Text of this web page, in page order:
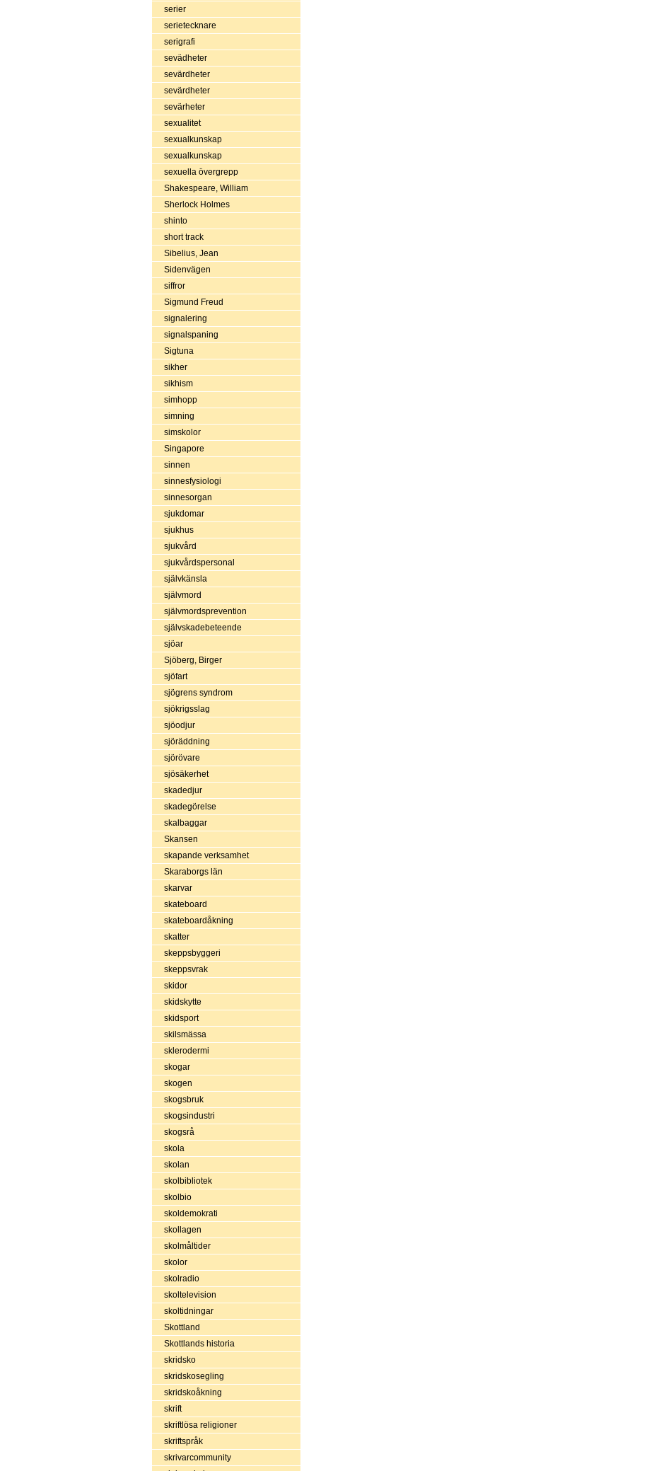
serier
serietecknare
serigrafi
sevädheter
sevärdheter
sevärdheter
sevärheter
sexualitet
sexualkunskap
sexualkunskap
sexuella övergrepp
Shakespeare, William
Sherlock Holmes
shinto
short track
Sibelius, Jean
Sidenvägen
siffror
Sigmund Freud
signalering
signalspaning
Sigtuna
sikher
sikhism
simhopp
simning
simskolor
Singapore
sinnen
sinnesfysiologi
sinnesorgan
sjukdomar
sjukhus
sjukvård
sjukvårdspersonal
självkänsla
självmord
självmordsprevention
självskadebeteende
sjöar
Sjöberg, Birger
sjöfart
sjögrens syndrom
sjökrigsslag
sjöodjur
sjöräddning
sjörövare
sjösäkerhet
skadedjur
skadegörelse
skalbaggar
Skansen
skapande verksamhet
Skaraborgs län
skarvar
skateboard
skateboardåkning
skatter
skeppsbyggeri
skeppsvrak
skidor
skidskytte
skidsport
skilsmässa
sklerodermi
skogar
skogen
skogsbruk
skogsindustri
skogsrå
skola
skolan
skolbibliotek
skolbio
skoldemokrati
skollagen
skolmåltider
skolor
skolradio
skoltelevision
skoltidningar
Skottland
Skottlands historia
skridsko
skridskosegling
skridskoåkning
skrift
skriftlösa religioner
skriftspråk
skrivarcommunity